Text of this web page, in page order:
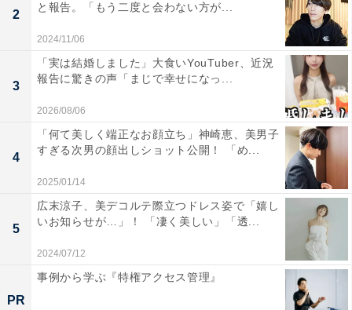
2
と報告。「もう二度と会わない方が...
2024/11/06
3
「実は結婚しました」大食いYouTuber、近況
報告に驚きの声「まじで幸せになっ...
2026/08/06
4
「何て美しく端正なお顔立ち」神崎恵、美男子
すぎる次男の顔出しショット公開！ 「め...
2025/01/14
5
広末涼子、美デコルテ際立つドレス姿で「嬉し
いお知らせが…」！ 「凄く美しい」「透...
2024/07/12
PR
事例から学ぶ『特権アクセス管理』